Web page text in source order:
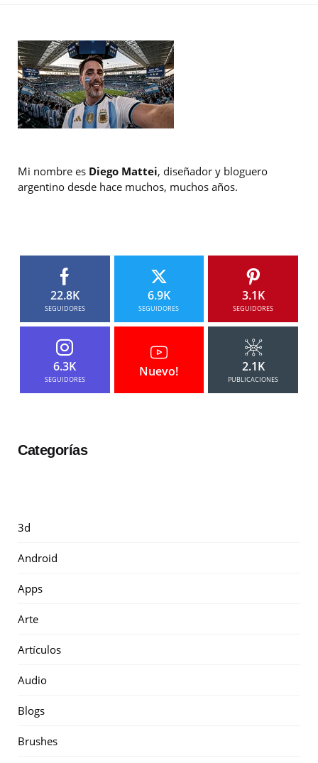
Mi nombre es Diego Mattei, diseñador y bloguero
argentino desde hace muchos, muchos años.
22.8K
SEGUIDORES
6.9K
SEGUIDORES
3.1K
SEGUIDORES
6.3K
SEGUIDORES
Nuevo! 2.1K
PUBLICACIONES
Categorías
3d
Android
Apps
Arte
Artículos
Audio
Blogs
Brushes